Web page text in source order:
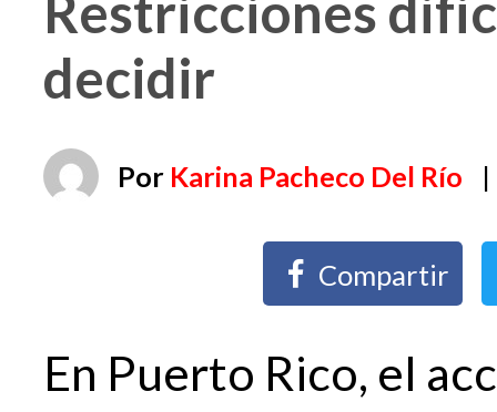
decidir
Por Karina Pacheco Del Río
Compartir
En Puerto Rico, el